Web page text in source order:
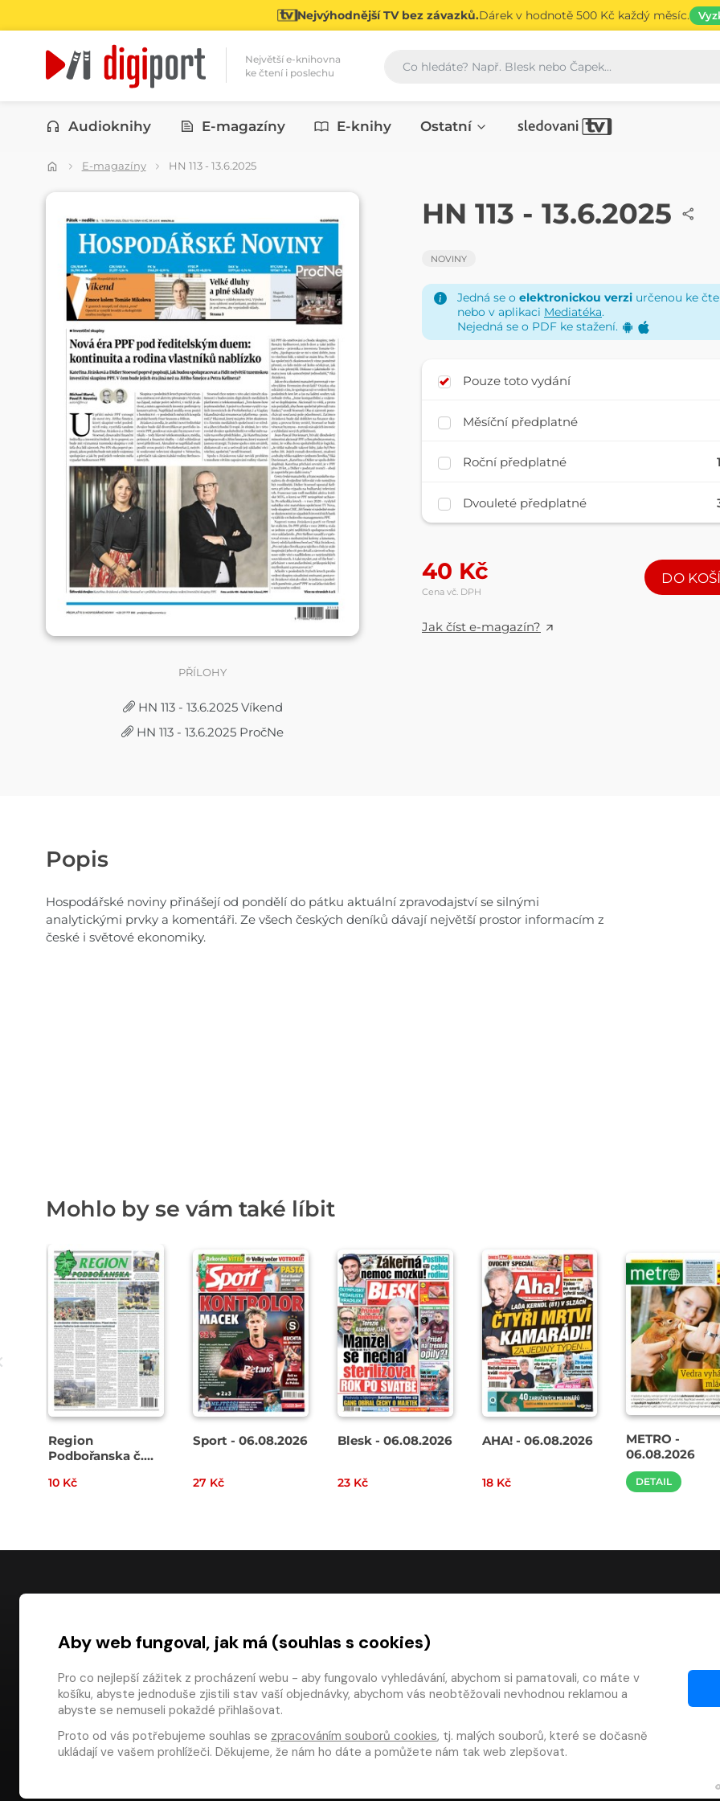
Nejvýhodnější TV bez závazků.Dárek v hodnotě 500 Kč každý měsíc.
Největší e-knihovna
ke čtení i poslechu
Vyhledávání
Kategorie
Audioknihy E-magazíny E-knihy Ostatní
E-magazíny HN 113 - 13.6.2025
PŘÍLOHY
HN 113 - 13.6.2025 Víkend
HN 113 - 13.6.2025 PročNe
NOVINY
HN 113 - 13.6.2025
NOVINY
Jedná se o elektronickou verzi určenou ke
nebo v aplikaci Mediatéka.
Nejedná se o PDF ke stažení.
Pouze toto vydání
Měsíční předplatné
Roční předplatné
Dvouleté předplatné
40 Kč
Cena vč. DPH
DO
Jak číst e-magazín?
Popis
Hospodářské noviny přinášejí od pondělí do pátku aktuální zpravodajství se silnými
analytickými prvky a komentáři. Ze všech českých deníků dávají největší prostor informacím z
české i světové ekonomiky.
Mohlo by se vám také líbit
Region
Podbořanska č.
10 Kč
Sport - 06.08.2026
27 Kč
Blesk - 06.08.2026
23 Kč
AHA! - 06.08.2026
18 Kč
METRO -
06.08.2026
DETAIL
digiport.cz © 2026
Časté dotazy
Platba
Obchodní podmínky
Odstoupení od smlouvy
Dárkové poukazy
Aplikace Mediatéka
Kontakty
Články
Pro firmy
Osobní údaje
Aby web fungoval, jak má (souhlas s cookies)
Pro co nejlepší zážitek z procházení webu - aby fungovalo vyhledávání, abychom si pamatovali, co máte v
košíku, abyste jednoduše zjistili stav vaší objednávky, abychom vás neobtěžovali nevhodnou reklamou a
abyste se nemuseli pokaždé přihlašovat.
Proto od vás potřebujeme souhlas se zpracováním souborů cookies, tj. malých souborů, které se dočasně
ukládají ve vašem prohlížeči. Děkujeme, že nám ho dáte a pomůžete nám tak web zlepšovat.